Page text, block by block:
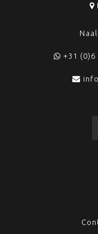
+31 (0)6